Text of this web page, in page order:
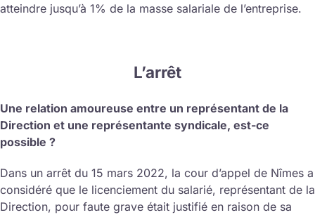
atteindre jusqu’à 1% de la masse salariale de l’entreprise.
L’arrêt
Une relation amoureuse entre un représentant de la
Direction et une représentante syndicale, est-ce
possible ?
Dans un arrêt du 15 mars 2022, la cour d’appel de Nîmes a
considéré que le licenciement du salarié, représentant de la
Direction, pour faute grave était justifié en raison de sa